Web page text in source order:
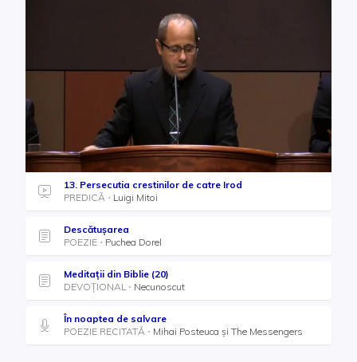
13. Persecutia crestinilor de catre Irod
PREDICĂ
Luigi Mitoi
Descătușarea
POEZIE
Puchea Dorel
Meditații din Biblie (20)
DEVOȚIONAL
Necunoscut
În noaptea de salvare
POEZIE RECITATĂ
Mihai Posteuca și The Messengers